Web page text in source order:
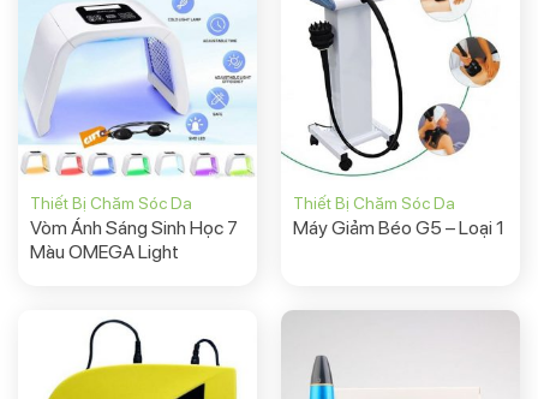
Thiết Bị Chăm Sóc Da
Vòm Ánh Sáng Sinh Học 7
Màu OMEGA Light
Thiết Bị Chăm Sóc Da
Máy Giảm Béo G5 – Loại 1